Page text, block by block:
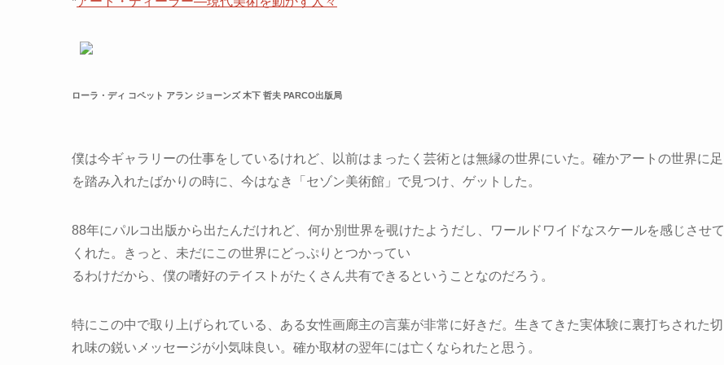
ローラ・ディ コペット アラン ジョーンズ 木下 哲夫 PARCO出版局
僕は今ギャラリーの仕事をしているけれど、以前はまったく芸術とは無縁の世界にいた。確かアートの世界に足
を踏み入れたばかりの時に、今はなき「セゾン美術館」で見つけ、ゲットした。
88年にパルコ出版から出たんだけれど、何か別世界を覗けたようだし、ワールドワイドなスケールを感じさせて
くれた。きっと、未だにこの世界にどっぷりとつかってい
るわけだから、僕の嗜好のテイストがたくさん共有できるということなのだろう。
特にこの中で取り上げられている、ある女性画廊主の言葉が非常に好きだ。生きてきた実体験に裏打ちされた切
れ味の鋭いメッセージが小気味良い。確か取材の翌年には亡くなられたと思う。